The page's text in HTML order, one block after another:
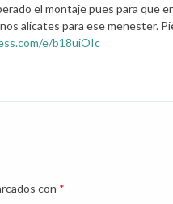
el montaje pues para que
alicates para ese menester.
e/b18uiOIc
con *